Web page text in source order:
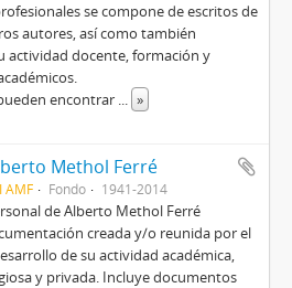
se compone de escritos de
autores, así como también
actividad docente, formación y
encontrar ... »
Methol Ferré
AMF Fondo 1941-2014
de Alberto Methol Ferré
creada y/o reunida por el
de su actividad académica,
y privada. Incluye documentos